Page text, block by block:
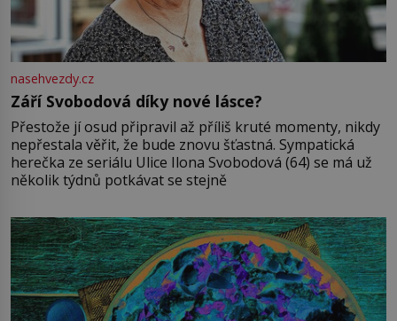
nasehvezdy.cz
Září Svobodová díky nové lásce?
Přestože jí osud připravil až příliš kruté momenty, nikdy
nepřestala věřit, že bude znovu šťastná. Sympatická
herečka ze seriálu Ulice Ilona Svobodová (64) se má už
několik týdnů potkávat se stejně